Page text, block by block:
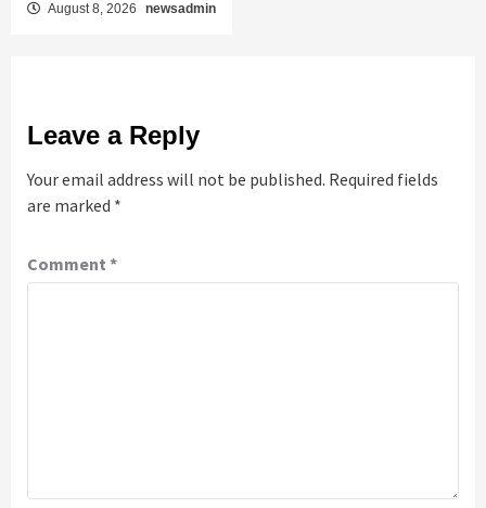
August 8, 2026 newsadmin
Leave a Reply
Your email address will not be published. Required fields
are marked *
Comment *